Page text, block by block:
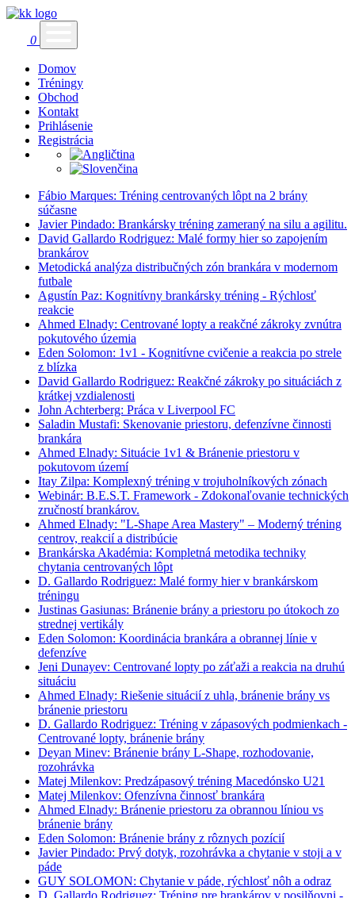
0
Domov
Tréningy
Obchod
Kontakt
Prihlásenie
Registrácia
Fábio Marques: Tréning centrovaných lôpt na 2 brány
súčasne
Javier Pindado: Brankársky tréning zameraný na silu a agilitu.
David Gallardo Rodriguez: Malé formy hier so zapojením
brankárov
Metodická analýza distribučných zón brankára v modernom
futbale
Agustín Paz: Kognitívny brankársky tréning - Rýchlosť
reakcie
Ahmed Elnady: Centrované lopty a reakčné zákroky zvnútra
pokutového územia
Eden Solomon: 1v1 - Kognitívne cvičenie a reakcia po strele
z blízka
David Gallardo Rodriguez: Reakčné zákroky po situáciách z
krátkej vzdialenosti
John Achterberg: Práca v Liverpool FC
Saladin Mustafi: Skenovanie priestoru, defenzívne činnosti
brankára
Ahmed Elnady: Situácie 1v1 & Bránenie priestoru v
pokutovom území
Itay Zilpa: Komplexný tréning v trojuholníkových zónach
Webinár: B.E.S.T. Framework - Zdokonaľovanie technických
zručností brankárov.
Ahmed Elnady: "L-Shape Area Mastery" – Moderný tréning
centrov, reakcií a distribúcie
Brankárska Akadémia: Kompletná metodika techniky
chytania centrovaných lôpt
D. Gallardo Rodriguez: Malé formy hier v brankárskom
tréningu
Justinas Gasiunas: Bránenie brány a priestoru po útokoch zo
strednej vertikály
Eden Solomon: Koordinácia brankára a obrannej línie v
defenzíve
Jeni Dunayev: Centrované lopty po záťaži a reakcia na druhú
situáciu
Ahmed Elnady: Riešenie situácií z uhla, bránenie brány vs
bránenie priestoru
D. Gallardo Rodriguez: Tréning v zápasových podmienkach -
Centrované lopty, bránenie brány
Deyan Minev: Bránenie brány L-Shape, rozhodovanie,
rozohrávka
Matej Milenkov: Predzápasový tréning Macedónsko U21
Matej Milenkov: Ofenzívna činnosť brankára
Ahmed Elnady: Bránenie priestoru za obrannou líniou vs
bránenie brány
Eden Solomon: Bránenie brány z rôznych pozícií
Javier Pindado: Prvý dotyk, rozohrávka a chytanie v stoji a v
páde
GUY SOLOMON: Chytanie v páde, rýchlosť nôh a odraz
D. Gallardo Rodriguez: Tréning pre brankárov v posilňovni -